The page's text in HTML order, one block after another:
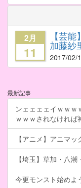
2月
11
【芸
加藤紗
2017/02/
最新記事
ンェェェェイｗｗｗ
ｗｗｗされなければ
【アニメ】アニマ
【埼玉】草加・八潮
今更モンスト始めよ